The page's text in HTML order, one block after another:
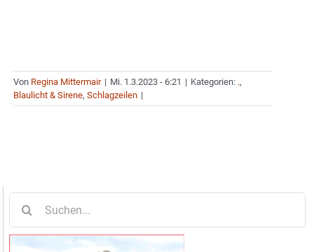
Von Regina Mittermair | Mi. 1.3.2023 - 6:21 | Kategorien: .,
Blaulicht & Sirene, Schlagzeilen |
nach: